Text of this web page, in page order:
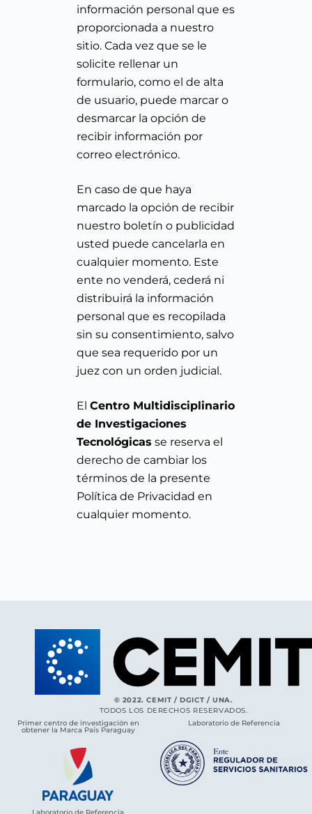
información personal que es
proporcionada a nuestro
sitio. Cada vez que se le
solicite rellenar un
formulario, como el de alta
de usuario, puede marcar o
desmarcar la opción de
recibir información por
correo electrónico.
En caso de que haya
marcado la opción de recibir
nuestro boletín o publicidad
usted puede cancelarla en
cualquier momento. Este
ente no venderá, cederá ni
distribuirá la información
personal que es recopilada
sin su consentimiento, salvo
que sea requerido por un
juez con un orden judicial.
El Centro Multidisciplinario
de Investigaciones
Tecnológicas se reserva el
derecho de cambiar los
términos de la presente
Política de Privacidad en
cualquier momento.
© 2022. CEMIT / DGICT / UNA.
TODOS LOS DERECHOS RESERVADOS.
Primer centro de investigación en
obtener la Marca País Paraguay
Laboratorio de Referencia